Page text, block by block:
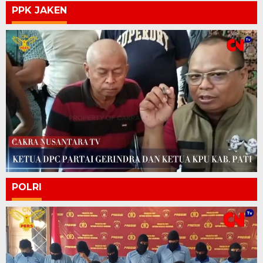
PPK JAKEN
POLRI